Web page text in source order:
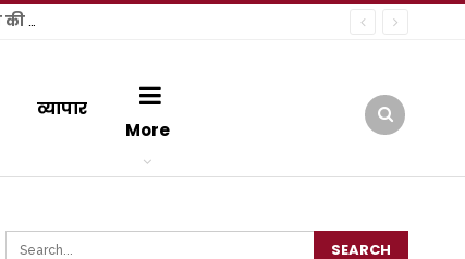
हल्द्वानी में कांग्रेस की ऐतिहासिक जनसभा: राष्ट्रीय अध्यक्ष मल्लिकार्जुन खड़गे ने फूंक चुनावी शंखनाद, नंदन दुर्गापाल ने जताई जीत की हुंकार
व्यापार
More